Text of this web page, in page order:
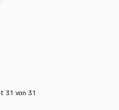
31 von 31